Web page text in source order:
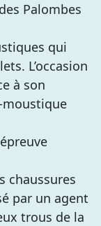
Palombes
qui
L’occasion
à son
chaussures
par un agent
trous de la